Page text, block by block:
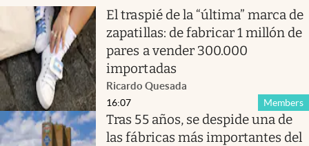
El traspié de la “última” marca de
zapatillas: de fabricar 1 millón de
pares a vender 300.000
importadas
Ricardo Quesada
Members
16:07
Tras 55 años, se despide una de
las fábricas más importantes del